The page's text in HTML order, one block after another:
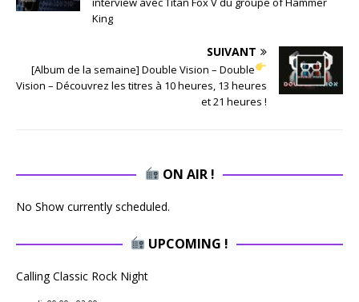
King
SUIVANT
[Album de la semaine] Double Vision – Double
Vision – Découvrez les titres à 10 heures, 13 heures
et 21 heures !
ON AIR !
No Show currently scheduled.
UPCOMING !
Calling Classic Rock Night